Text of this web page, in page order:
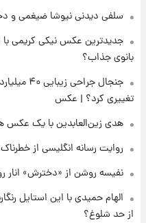
فال روزانه
جدول
۲۳ ساعت پیش
لیونل مسی
سلفی دیدنی نیوشا ضیغمی و
جدیدترین عکس نیکی کریمی با
بانوی جذاب؟
جنجال جراحی
تغییری کرد؟ | عکس
هدی زین‌العابدین با یک عکس
روایت رسانه انگلیسی از خطرناک
نفیسه روشن از «دخترش» انار
الهام حمیدی با این استایل
از حد شلوغ؟